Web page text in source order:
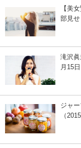
【美
部見せ
滝沢
月15日
ジャ
（